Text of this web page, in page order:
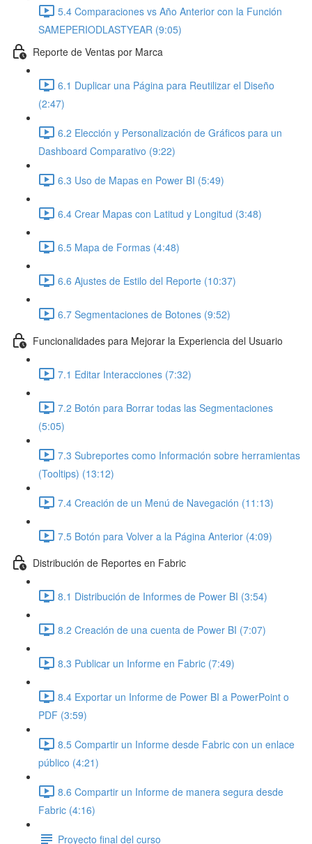
5.4 Comparaciones vs Año Anterior con la Función
SAMEPERIODLASTYEAR (9:05)
Reporte de Ventas por Marca
6.1 Duplicar una Página para Reutilizar el Diseño
(2:47)
6.2 Elección y Personalización de Gráficos para un
Dashboard Comparativo (9:22)
6.3 Uso de Mapas en Power BI (5:49)
6.4 Crear Mapas con Latitud y Longitud (3:48)
6.5 Mapa de Formas (4:48)
6.6 Ajustes de Estilo del Reporte (10:37)
6.7 Segmentaciones de Botones (9:52)
Funcionalidades para Mejorar la Experiencia del Usuario
7.1 Editar Interacciones (7:32)
7.2 Botón para Borrar todas las Segmentaciones
(5:05)
7.3 Subreportes como Información sobre herramientas
(Tooltips) (13:12)
7.4 Creación de un Menú de Navegación (11:13)
7.5 Botón para Volver a la Página Anterior (4:09)
Distribución de Reportes en Fabric
8.1 Distribución de Informes de Power BI (3:54)
8.2 Creación de una cuenta de Power BI (7:07)
8.3 Publicar un Informe en Fabric (7:49)
8.4 Exportar un Informe de Power BI a PowerPoint o
PDF (3:59)
8.5 Compartir un Informe desde Fabric con un enlace
público (4:21)
8.6 Compartir un Informe de manera segura desde
Fabric (4:16)
Proyecto final del curso